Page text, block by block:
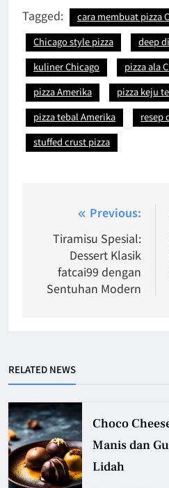
Tagged:
cara membuat pizza
Chicago style pizza
deep
kuliner Chicago
pizza ala
pizza Amerika
pizza keju
pizza tebal Amerika
resep
stuffed crust pizza
navigation
Previous:
Tiramisu Spesial:
Dessert Klasik
fatcai99 dengan
Sentuhan Modern
RELATED NEWS
Choco
Manis dan
Lidah